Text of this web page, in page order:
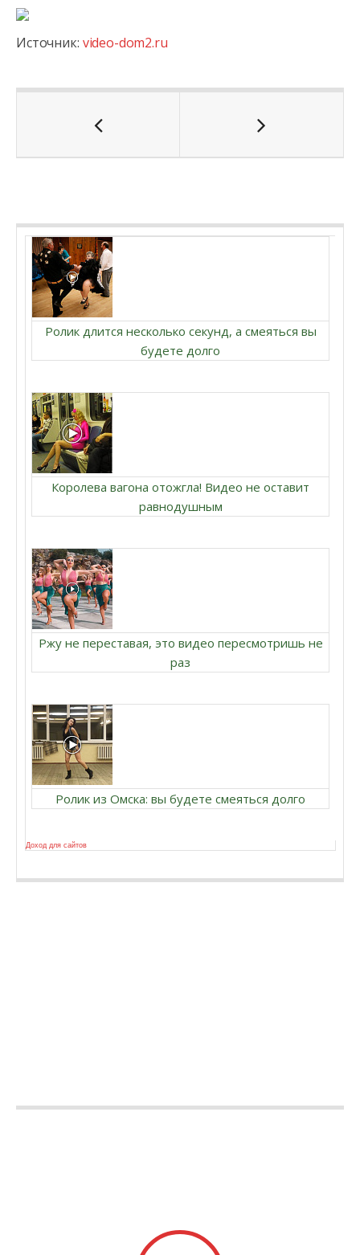
Источник: video-dom2.ru
Ролик длится несколько секунд, а смеяться вы
будете долго
Королева вагона отожгла! Видео не оставит
равнодушным
Ржу не переставая, это видео пересмотришь не
раз
Ролик из Омска: вы будете смеяться долго
Доход для сайтов